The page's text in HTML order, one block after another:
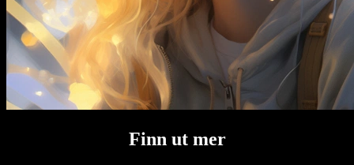
Finn ut mer